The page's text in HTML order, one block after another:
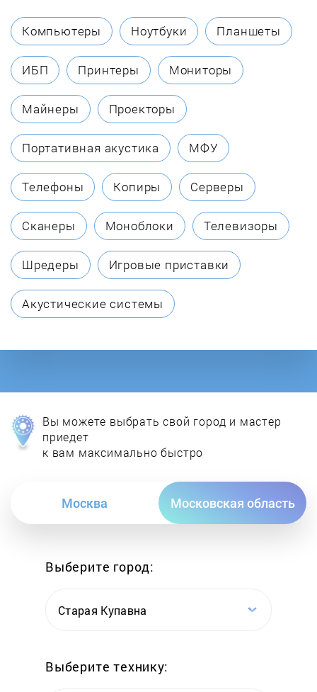
DSPPA
DYNACORD
Ecler
Eurosound
FBT
Gemini
Hercules
IK Multimedia
JBL
Line 6
Native Instruments
Компьютеры Ноутбуки Планшеты
ИБП Принтеры Мониторы
Майнеры Проекторы
Портативная акустика МФУ
Телефоны Копиры Серверы
Сканеры Моноблоки Телевизоры
Шредеры Игровые приставки
Акустические системы
Вы можете выбрать свой город и мастер
приедет
к вам максимально быстро
Москва Московская область
Выберите город:
Старая Купавна
Выберите технику: